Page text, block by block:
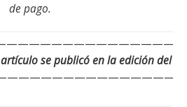
de pago.
se publicó en la edición del